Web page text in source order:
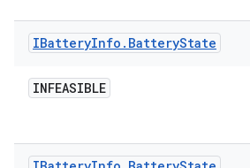
IBatteryInfo . BatteryState
INFEASIBLE